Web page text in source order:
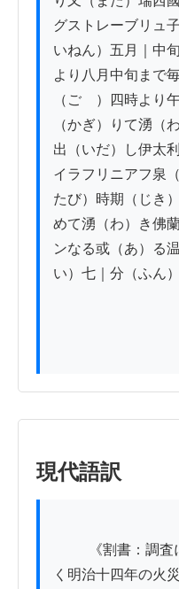
グストレーブリュ
いねん）五月｜中
より八月中旬まで
（ごゞ）四時より
（かぎ）りて湧（わ
出（いだ）し伊太
イラフリニアフ泉
たび）時期（じき
めて湧（わ）き佛
ンなる或（あ）る
い）七｜分（ふん
現代語訳
く明治十四年の火